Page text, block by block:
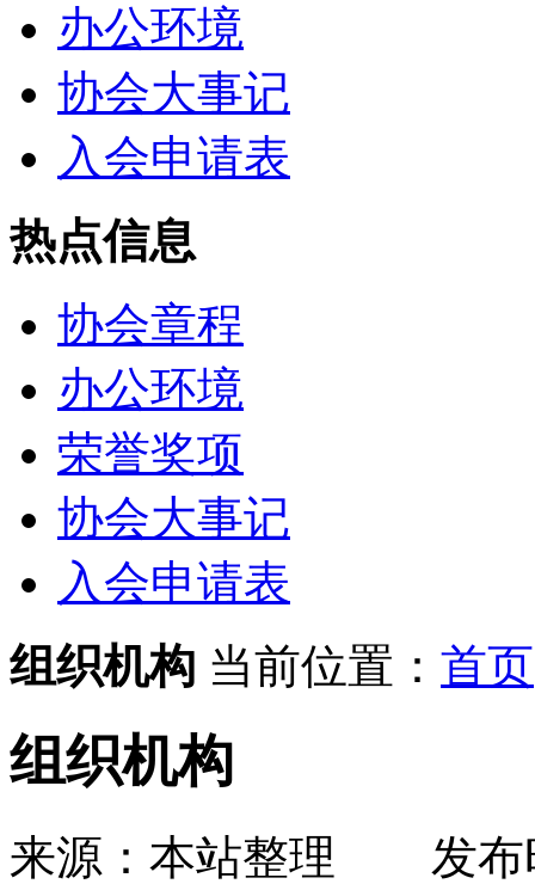
办公环境
协会大事记
入会申请表
热点信息
协会章程
办公环境
荣誉奖项
协会大事记
入会申请表
组织机构 当前位置： 首页
组织机构
来源：本站整理 发